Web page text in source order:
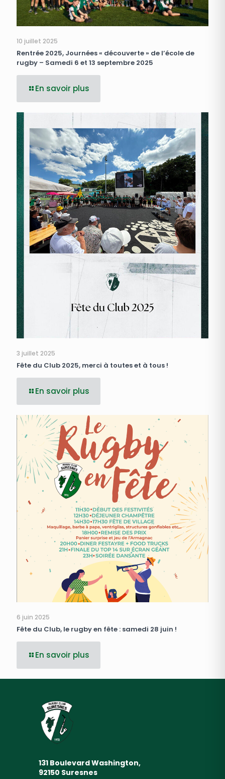
10 juillet 2025
Rentrée 2025, Journées « découverte » de l’école de
rugby – Samedi 6 et 13 septembre 2025
En savoir plus
3 juillet 2025
Fête du Club 2025, merci à toutes et à tous !
En savoir plus
6 juin 2025
Fête du Club, le rugby en fête : samedi 28 juin !
En savoir plus
131 Boulevard Washington,
92150 Suresnes